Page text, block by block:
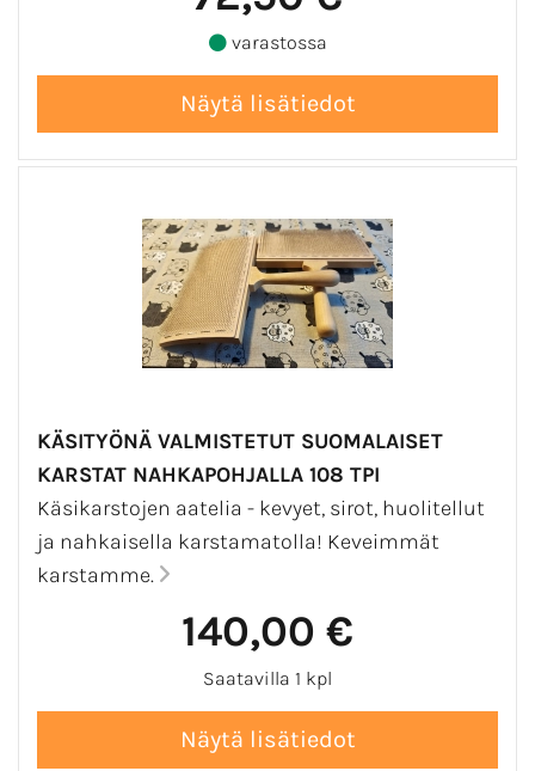
varastossa
KÄSITYÖNÄ VALMISTETUT SUOMALAISET
KARSTAT NAHKAPOHJALLA 108 TPI
Käsikarstojen aatelia - kevyet, sirot, huolitellut
ja nahkaisella karstamatolla! Keveimmät
karstamme.
140,00 €
Saatavilla 1 kpl